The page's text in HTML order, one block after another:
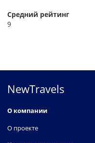
Средний рейтинг
9
NewTravels
О компании
О проекте